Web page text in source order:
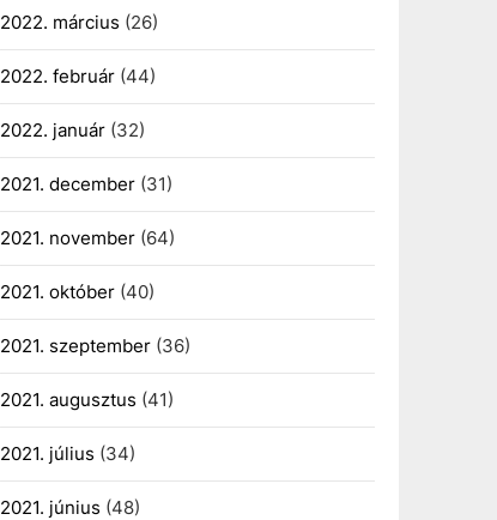
2022. március (26)
2022. február(44)
2022. január(32)
2021. december(31)
2021. november(64)
2021. október(40)
2021. szeptember(36)
2021. augusztus (41)
2021. július (34)
2021. június (48)